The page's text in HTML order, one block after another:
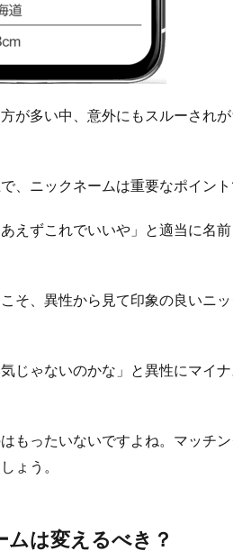
が多い中、意外にもスルーされ
、ニックネームは重要なポイント
えずこれでいいや」と適当に名
そ、異性から見て印象の良いニ
じゃないのかな」と異性にマイ
もったいないですよね。マッチ
ょう。
は変えるべき？